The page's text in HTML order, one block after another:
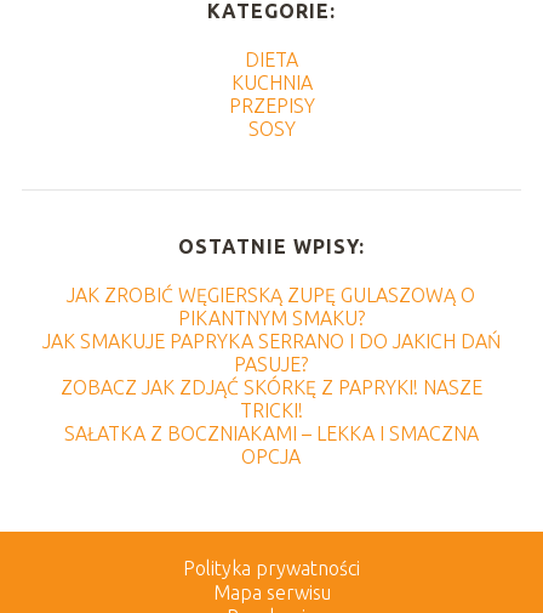
KATEGORIE:
DIETA
KUCHNIA
PRZEPISY
SOSY
OSTATNIE WPISY:
JAK ZROBIĆ WĘGIERSKĄ ZUPĘ GULASZOWĄ O
PIKANTNYM SMAKU?
JAK SMAKUJE PAPRYKA SERRANO I DO JAKICH DAŃ
PASUJE?
ZOBACZ JAK ZDJĄĆ SKÓRKĘ Z PAPRYKI! NASZE
TRICKI!
SAŁATKA Z BOCZNIAKAMI – LEKKA I SMACZNA
OPCJA
Polityka prywatności
Mapa serwisu